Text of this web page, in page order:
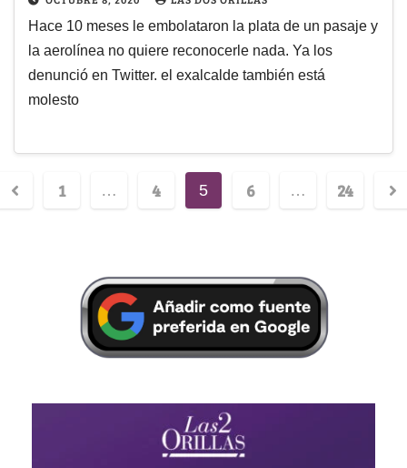
Hace 10 meses le embolataron la plata de un pasaje y
la aerolínea no quiere reconocerle nada. Ya los
denunció en Twitter. el exalcalde también está
molesto
1 … 4 5 6 … 24